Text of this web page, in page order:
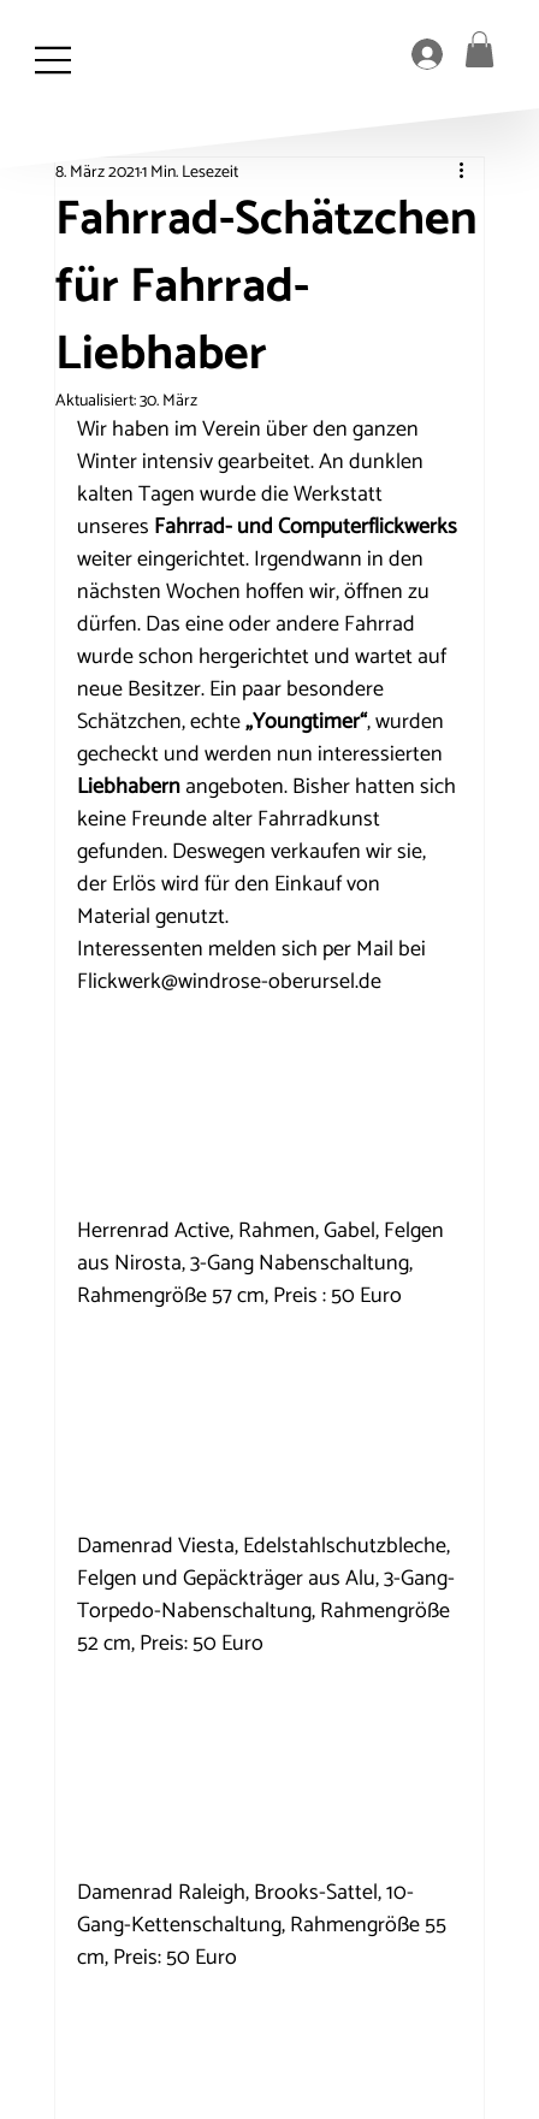
Fahrrad-Schätzchen
für Fahrrad-
Liebhaber
8. März 20211 Min. Lesezeit
Aktualisiert:30. März
Wir haben im Verein über den ganzen
Winter intensiv gearbeitet. An dunklen
kalten Tagen wurde die Werkstatt
unseres Fahrrad- und Computerflickwerks
weiter eingerichtet. Irgendwann in den
nächsten Wochen hoffen wir, öffnen zu
dürfen. Das eine oder andere Fahrrad
wurde schon hergerichtet und wartet auf
neue Besitzer. Ein paar besondere
Schätzchen, echte „Youngtimer“, wurden
gecheckt und werden nun interessierten
Liebhabern angeboten. Bisher hatten sich
keine Freunde alter Fahrradkunst
gefunden. Deswegen verkaufen wir sie,
der Erlös wird für den Einkauf von
Material genutzt.
Interessenten melden sich per Mail bei
Flickwerk@windrose-oberursel.de
Herrenrad Active, Rahmen, Gabel, Felgen
aus Nirosta, 3-Gang Nabenschaltung,
Rahmengröße 57 cm, Preis : 50 Euro
Damenrad Viesta, Edelstahlschutzbleche,
Felgen und Gepäckträger aus Alu, 3-Gang-
Torpedo-Nabenschaltung, Rahmengröße
52 cm, Preis: 50 Euro
Damenrad Raleigh, Brooks-Sattel, 10-
Gang-Kettenschaltung, Rahmengröße 55
cm, Preis: 50 Euro